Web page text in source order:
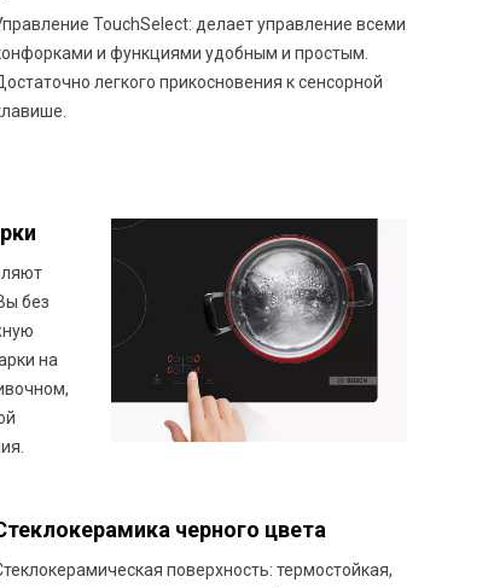
TouchSelect: делает управление всеми
и функциями удобным и простым.
легкого прикосновения к сенсорной
без
на
черного цвета
поверхность: термостойкая,